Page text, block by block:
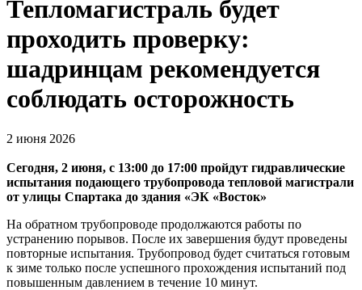
Тепломагистраль будет
проходить проверку:
шадринцам рекомендуется
соблюдать осторожность
2 июня 2026
Сегодня, 2 июня, с 13:00 до 17:00 пройдут гидравлические
испытания подающего трубопровода тепловой магистрали
от улицы Спартака до здания «ЭК «Восток»
На обратном трубопроводе продолжаются работы по
устранению порывов. После их завершения будут проведены
повторные испытания. Трубопровод будет считаться готовым
к зиме только после успешного прохождения испытаний под
повышенным давлением в течение 10 минут.